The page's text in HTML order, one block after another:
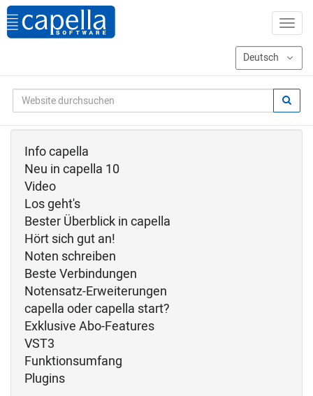
Info capella
Neu in capella 10
Video
Los geht's
Bester Überblick in capella
Hört sich gut an!
Noten schreiben
Beste Verbindungen
Notensatz-Erweiterungen
capella oder capella start?
Exklusive Abo-Features
VST3
Funktionsumfang
Plugins